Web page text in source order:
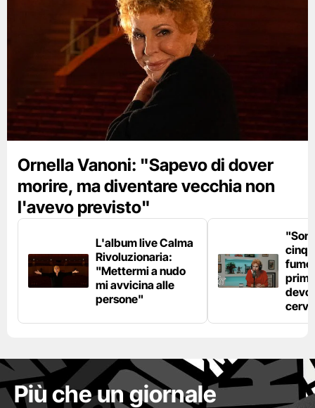
Ornella Vanoni: "Sapevo di dover
morire, ma diventare vecchia non
l'avevo previsto"
L'album live Calma
Rivoluzionaria:
"Mettermi a nudo
mi avvicina alle
persone"
fumo
devo
Più che un giornale